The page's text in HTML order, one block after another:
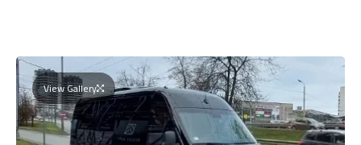
View Gallery